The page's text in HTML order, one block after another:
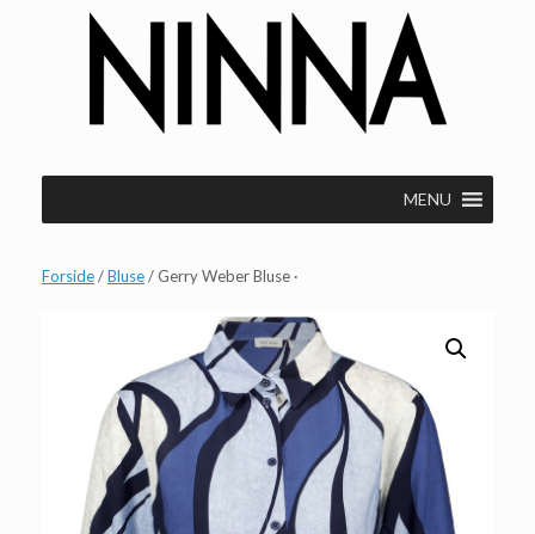
MENU
Forside/Bluse/ Gerry Weber Bluse ·